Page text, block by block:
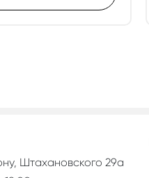
Штахановского 29а